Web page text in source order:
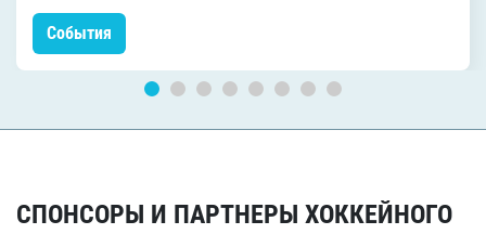
События
СПОНСОРЫ И ПАРТНЕРЫ ХОККЕЙНОГО